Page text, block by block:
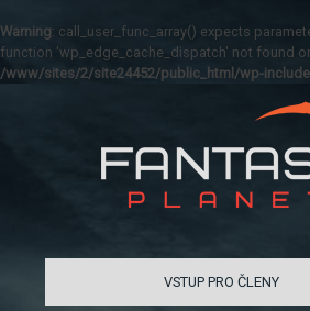
Warning: call_user_func_array() expects
function 'wp_edge_cache_dispatch' not found
/www/sites/2/site24452/public_html/wp-
VSTUP PRO ČLENY